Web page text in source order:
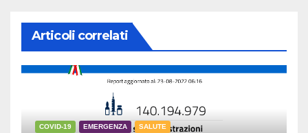
Articoli correlati
COVID-19 EMERGENZA SALUTE